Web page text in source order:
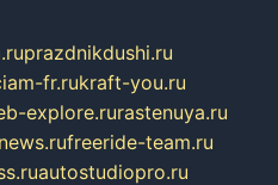
prazdnikdushi.ru
fr.rukraft-you.ru
explore.rurastenuya.ru
freeride-team.ru
autostudiopro.ru